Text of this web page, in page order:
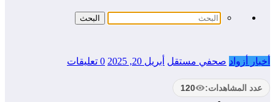
أخبار أزواد صحفي مستقل أبريل 20, 2025 0 تعليقات
عدد المشاهدات: 120